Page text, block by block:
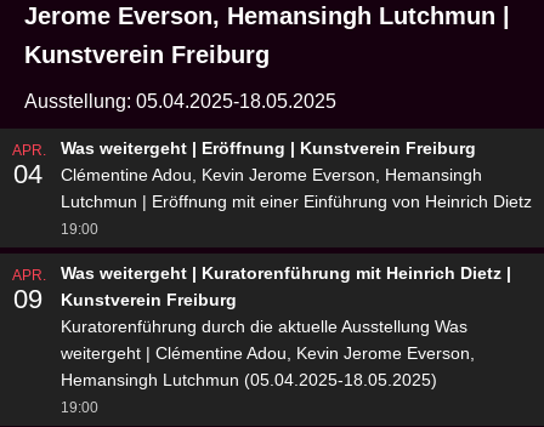
Jerome Everson, Hemansingh Lutchmun |
Kunstverein Freiburg
Ausstellung: 05.04.2025-18.05.2025
APR.
04
Was weitergeht | Eröffnung | Kunstverein Freiburg
Clémentine Adou, Kevin Jerome Everson, Hemansingh
Lutchmun | Eröffnung mit einer Einführung von Heinrich Dietz
19:00
APR.
09
Was weitergeht | Kuratorenführung mit Heinrich Dietz |
Kunstverein Freiburg
Kuratorenführung durch die aktuelle Ausstellung Was
weitergeht | Clémentine Adou, Kevin Jerome Everson,
Hemansingh Lutchmun (05.04.2025-18.05.2025)
19:00